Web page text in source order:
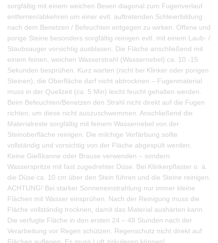
sorgfältig mit einem weichen Besen diagonal zum Fugenverlauf
entfernen/abkehren um einer evtl. auftretenden Schleierbildung
nach dem Benetzen / Befeuchten entgegen zu wirken. Offene und
porige Steine besonders sorgfältig reinigen evtl. mit einem Laub- /
Staubsauger vorsichtig ausblasen. Die Fläche anschließend mit
einem feinen, weichen Wasserstrahl (Wassernebel) ca. 10 -15
Sekunden besprühen. Kurz warten (nicht bei Klinker oder porigen
Steinen), die Oberfläche darf nicht abtrocknen – Fugenmaterial
muss in der Quellzeit (ca. 5 Min) leicht feucht gehalten werden.
Beim Befeuchten/Benetzen den Strahl nicht direkt auf die Fugen
richten, um diese nicht auszuschwemmen. Anschließend die
Materialreste sorgfältig mit feinem Wassernebel von der
Steinoberfläche reinigen. Die milchige Verfärbung sollte
vollständig und vorsichtig von der Fläche abgespült werden.
Keine Gießkanne oder Brause verwenden – sondern
Wasserspritze mit fast zugedrehter Düse. Bei Klinkerpflaster o. ä.
die Düse ca. 10 cm über den Stein führen und die Steine reinigen.
ACHTUNG! Bei starker Sonneneinstrahlung nur immer kleine
Flächen mit Wasser einsprühen. Nach der Reinigung muss die
Fläche vollständig trocknen, damit das Material aushärten kann.
Die verfugte Fläche in den ersten 24 – 48 Stunden nach der
Verarbeitung vor Regen schützen. Regenschutz nicht direkt auf
Flächen auflegen. Es muss Luft zirkulieren können!